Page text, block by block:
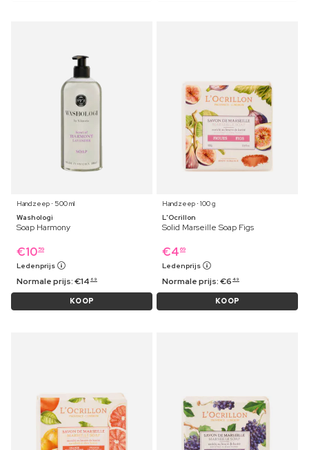
Handzeep ⋅ 500 ml
Washologi
Soap Harmony
€10 59
Ledenprijs
Normale prijs:€14 69
KOOP
Handzeep ⋅ 100 g
L'Ocrillon
Solid Marseille Soap Figs
€4 69
Ledenprijs
Normale prijs:€6 49
KOOP